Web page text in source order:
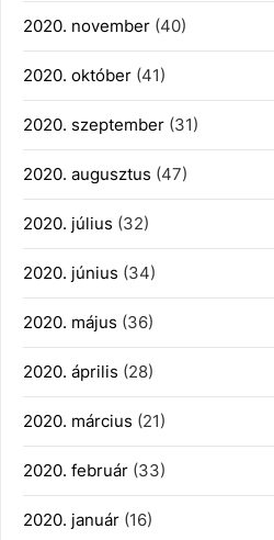
2020. november (40)
2020. október (41)
2020. szeptember (31)
2020. augusztus (47)
2020. július (32)
2020. június (34)
2020. május (36)
2020. április (28)
2020. március (21)
2020. február (33)
2020. január (16)